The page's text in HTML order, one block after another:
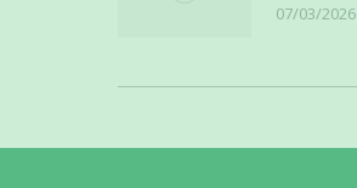
07/03/2026